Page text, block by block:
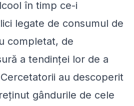
în timp ce-i
legate de consumul de
completat, de
a tendinței lor de a
au descoperit
gândurile de cele